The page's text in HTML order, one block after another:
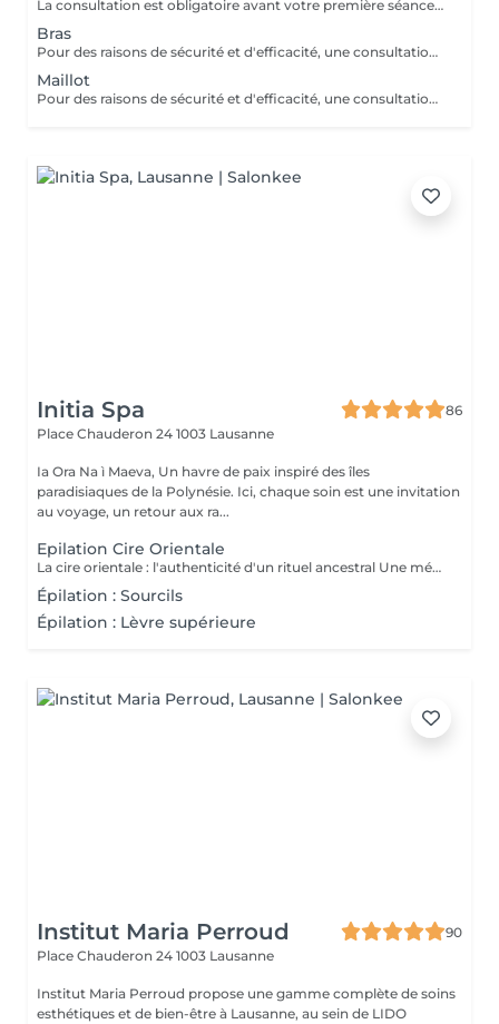
La consultation est obligatoire avant votre première séance d'épilation laser. Elle comprend un bilan personnalisé ainsi qu'un test sur une petite zone afin de vérifier la réaction de votre peau au laser. Ce rendez-vous est également l'occasion de vous expliquer le déroulement du traitement et de vous donner toutes les recommandations nécessaires pour bien préparer votre première séance.
Bras
Pour des raisons de sécurité et d'efficacité, une consultation préalable est obligatoire avant tout traitement d'épilation au laser. La consultation doit avoir lieu un autre jour que la première séance. Lors de cette première rencontre, nous vous expliquons en détail comment vous préparer pour votre première séance, évaluons vos besoins, déterminons le nombre de séances nécessaires et établissons un devis personnalisé. Des forfaits de 5 ou 8 séances sont disponibles à tarifs avantageux pour les zones traitées. Merci de réserver d'abord une consultation avant toute séance d'épilation.
Maillot
Pour des raisons de sécurité et d'efficacité, une consultation préalable est obligatoire avant tout traitement d'épilation au laser. La consultation doit avoir lieu un autre jour que la première séance. Lors de cette première rencontre, nous vous expliquons en détail comment vous préparer pour votre première séance, évaluons vos besoins, déterminons le nombre de séances nécessaires et établissons un devis personnalisé. Des forfaits de 5 ou 8 séances sont disponibles à tarifs avantageux pour les zones traitées. Merci de réserver d'abord une consultation avant toute séance d'épilation.
Initia Spa
86
Place Chauderon 24 1003 Lausanne
Ia Ora Na ì Maeva, Un havre de paix inspiré des îles
paradisiaques de la Polynésie. Ici, chaque soin est une invitation
au voyage, un retour aux ra...
Epilation Cire Orientale
La cire orientale : l'authenticité d'un rituel ancestral Une méthode d'épilation traditionnelle avec cette cire 100 % naturelle. Inspirée des rituels orientaux et réalisée maison, elle s'utilise sans chaleur afin de préserver les peaux sensibles. Elle redonne une peau douce, une repousse plus fine, et moins de poils incarnés. Une solution à la fois efficace, naturelle, sensorielle et respectueuse de votre bien-être
Épilation : Sourcils
Épilation : Lèvre supérieure
Institut Maria Perroud
90
Place Chauderon 24 1003 Lausanne
Institut Maria Perroud propose une gamme complète de soins
esthétiques et de bien-être à Lausanne, au sein de LIDO